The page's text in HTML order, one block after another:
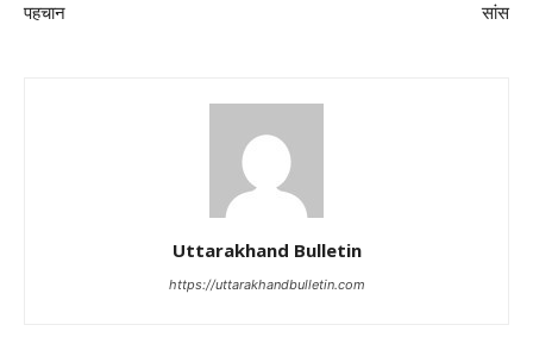
पहचान
सांस
Uttarakhand Bulletin
https://uttarakhandbulletin.com